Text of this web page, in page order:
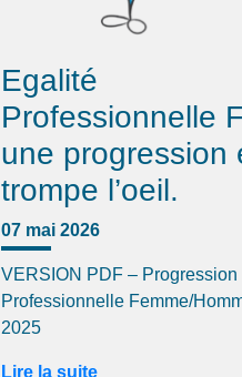
Egalité
Professionnelle
une progression
trompe l’oeil.
07 mai 2026
VERSION PDF – Progression
Professionnelle Femme/
2025
Lire la suite